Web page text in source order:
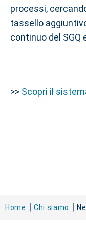
processi,
tassello
continuo del SGQ
>> Scopri il
Home Chi siamo